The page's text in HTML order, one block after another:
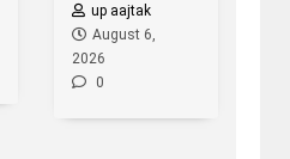
up aajtak
August 6,
2026
0